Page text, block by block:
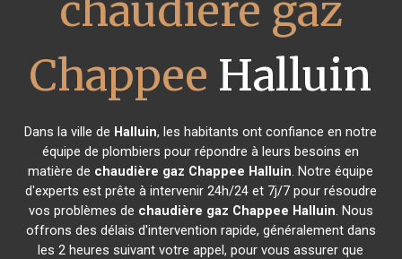
chaudière gaz
Chappee Halluin
Dans la ville de Halluin, les habitants ont confiance en notre
équipe de plombiers pour répondre à leurs besoins en
matière de chaudière gaz Chappee Halluin. Notre équipe
d'experts est prête à intervenir 24h/24 et 7j/7 pour résoudre
vos problèmes de chaudière gaz Chappee Halluin. Nous
offrons des délais d'intervention rapide, généralement dans
les 2 heures suivant votre appel, pour vous assurer que